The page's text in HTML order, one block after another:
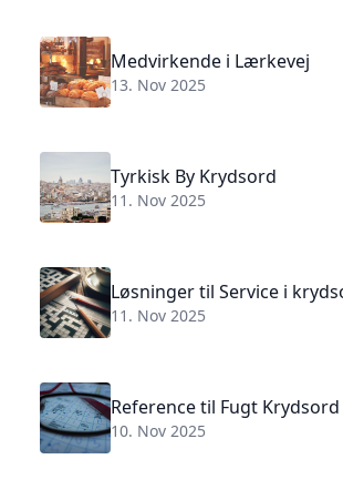
Medvirkende i Lærkevej
13. Nov 2025
Tyrkisk By Krydsord
11. Nov 2025
Løsninger til Service i
11. Nov 2025
Reference til Fugt Krydsord
10. Nov 2025